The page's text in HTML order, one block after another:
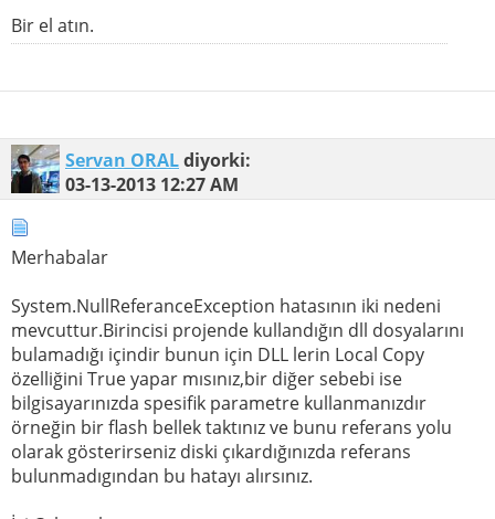
Bir el atın.
Servan ORALdiyorki:
03-13-2013 12:27 AM
Merhabalar
System.NullReferanceException hatasının iki nedeni
mevcuttur.Birincisi projende kullandığın dll dosyalarını
bulamadığı içindir bunun için DLL lerin Local Copy
özelliğini True yapar mısınız,bir diğer sebebi ise
bilgisayarınızda spesifik parametre kullanmanızdır
örneğin bir flash bellek taktınız ve bunu referans yolu
olarak gösterirseniz diski çıkardığınızda referans
bulunmadıgından bu hatayı alırsınız.